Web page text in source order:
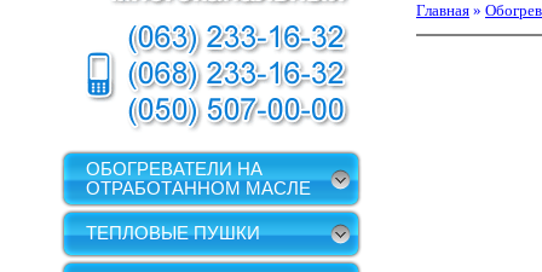
ОБОГРЕВАТЕЛИ НА
ОТРАБОТАННОМ МАСЛЕ
ТЕПЛОВЫЕ ПУШКИ
Главная »